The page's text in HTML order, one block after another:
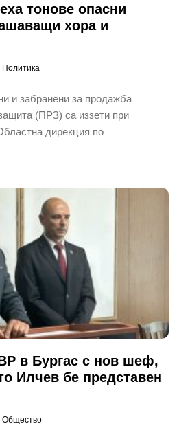
тонове опасни
хора и
Политика
и забранени за продажба
(ПРЗ) са иззети при
дирекция по
в Бургас с нов шеф,
Илчев бе представен
Общество